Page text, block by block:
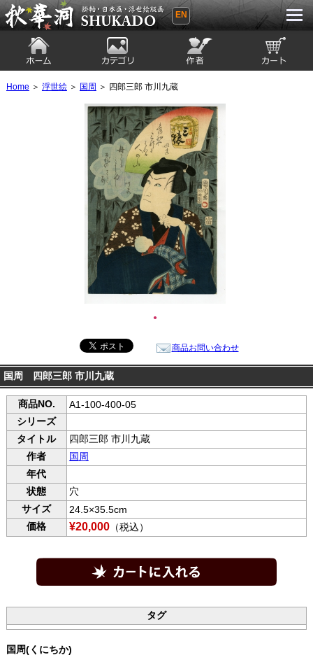
秋華洞 SHUKADO 掛軸・日本画・浮世
EN
Home ＞ 浮世絵＞ 国周 ＞ 四郎三郎 市川九蔵
●
商品お問い合わせ
国周 四郎三郎 市川九蔵
商品NO.
A1-100-400-05
シリーズ
タイトル
四郎三郎 市川九蔵
作者
国周
年代
状態
穴
サイズ
24.5×35.5cm
価格
¥20,000（税込）
タグ
国周(くにちか)